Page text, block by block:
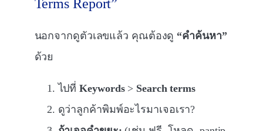
Terms Report”
นอกจากดูตัวเลขแล้ว คุณต้องดู “คำค้นหา”
ด้วย
ไปที่Keywords> Search terms
ดูว่าลูกค้าพิมพ์อะไรมาเจอเรา?